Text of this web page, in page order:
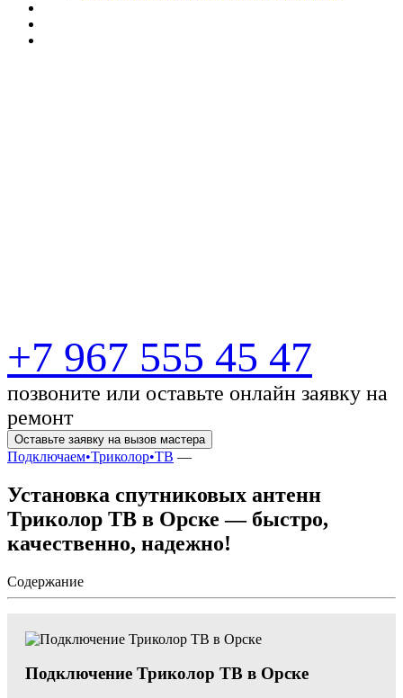
+7 967 555 45 47
позвоните или оставьте онлайн заявку на
ремонт
Оставьте заявку на вызов мастера
Подключаем•Триколор•ТВ —
Установка спутниковых антенн
Триколор ТВ в Орске — быстро,
качественно, надежно!
Содержание
Подключение Триколор ТВ в Орске